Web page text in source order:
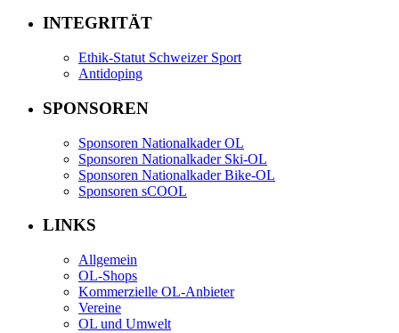
INTEGRITÄT
Ethik-Statut Schweizer Sport
Antidoping
SPONSOREN
Sponsoren Nationalkader OL
Sponsoren Nationalkader Ski-OL
Sponsoren Nationalkader Bike-OL
Sponsoren sCOOL
LINKS
Allgemein
OL-Shops
Kommerzielle OL-Anbieter
Vereine
OL und Umwelt